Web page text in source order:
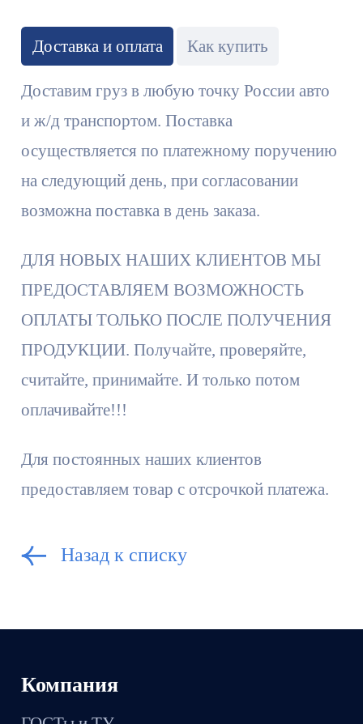
Доставка и оплата Как купить
Доставим груз в любую точку России авто
и ж/д транспортом. Поставка
осуществляется по платежному поручению
на следующий день, при согласовании
возможна поставка в день заказа.
ДЛЯ НОВЫХ НАШИХ КЛИЕНТОВ МЫ
ПРЕДОСТАВЛЯЕМ ВОЗМОЖНОСТЬ
ОПЛАТЫ ТОЛЬКО ПОСЛЕ ПОЛУЧЕНИЯ
ПРОДУКЦИИ. Получайте, проверяйте,
считайте, принимайте. И только потом
оплачивайте!!!
Для постоянных наших клиентов
предоставляем товар с отсрочкой платежа.
Назад к списку
Компания